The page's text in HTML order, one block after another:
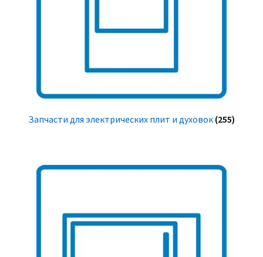
Запчасти для электрических плит и духовок (255)